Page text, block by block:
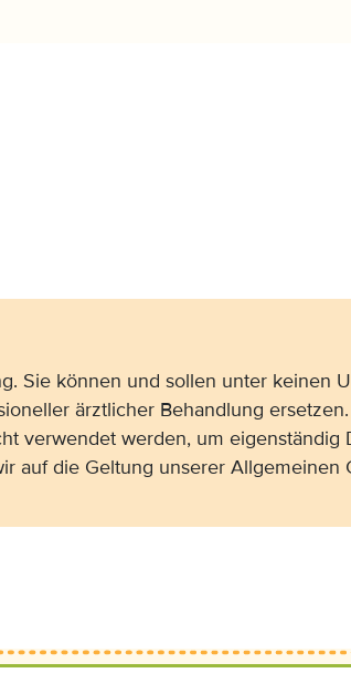
Sie können und sollen unter keinen
ärztlicher Behandlung ersetzen.
verwendet werden, um eigenständig
auf die Geltung unserer